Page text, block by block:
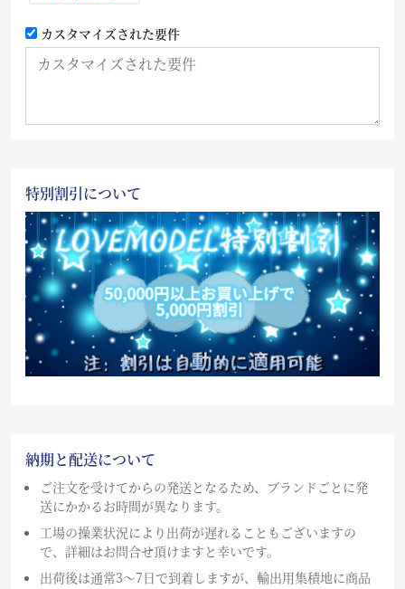
カスタマイズされた要件
特別割引について
納期と配送について
ご注文を受けてからの発送となるため、ブランドごとに発
送にかかるお時間が異なります。
工場の操業状況により出荷が遅れることもございますの
で、詳細はお問合せ頂けますと幸いです。
出荷後は通常3～7日で到着しますが、輸出用集積地に商品